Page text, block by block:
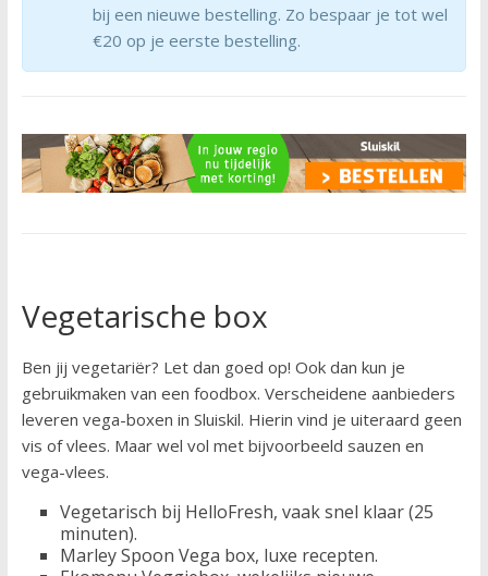
bij een nieuwe bestelling. Zo bespaar je tot wel
€20 op je eerste bestelling.
Vegetarische box
Ben jij vegetariër? Let dan goed op! Ook dan kun je
gebruikmaken van een foodbox. Verscheidene aanbieders
leveren vega-boxen in Sluiskil. Hierin vind je uiteraard geen
vis of vlees. Maar wel vol met bijvoorbeeld sauzen en
vega-vlees.
Vegetarisch bij HelloFresh, vaak snel klaar (25
minuten).
Marley Spoon Vega box, luxe recepten.